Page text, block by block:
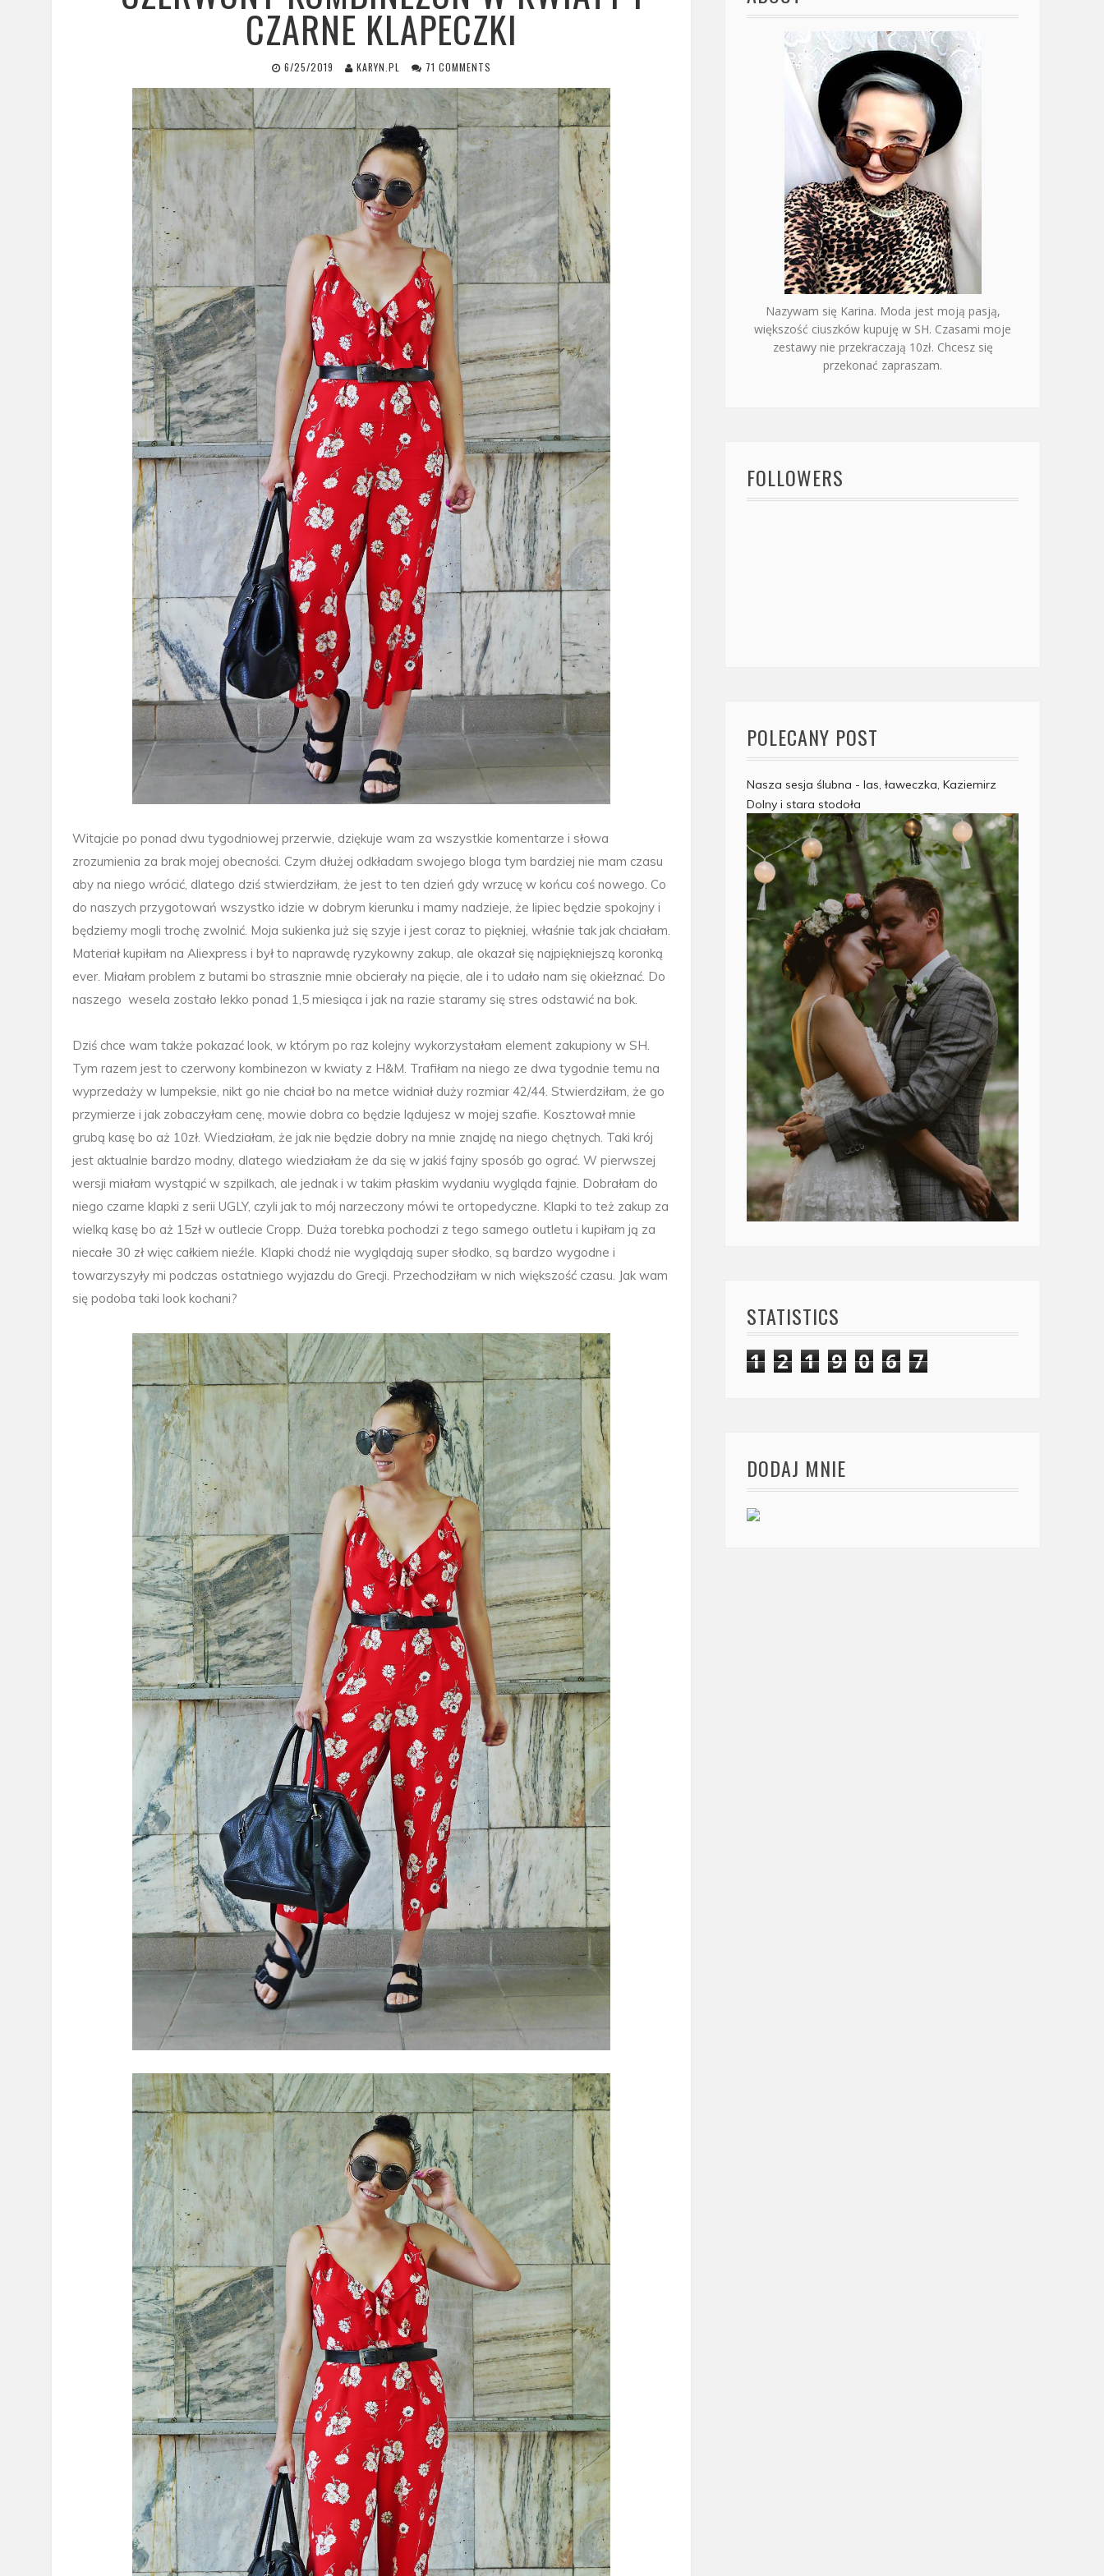
CZARNE KLAPECZKI
6/25/2019 KARYN.PL 71 COMMENTS
Witajcie po ponad dwu tygodniowej przerwie, dziękuje wam za wszystkie komentarze i słowa
zrozumienia za brak mojej obecności. Czym dłużej odkładam swojego bloga tym bardziej nie mam czasu
aby na niego wrócić, dlatego dziś stwierdziłam, że jest to ten dzień gdy wrzucę w końcu coś nowego. Co
do naszych przygotowań wszystko idzie w dobrym kierunku i mamy nadzieje, że lipiec będzie spokojny i
będziemy mogli trochę zwolnić. Moja sukienka już się szyje i jest coraz to piękniej, właśnie tak jak chciałam.
Materiał kupiłam na Aliexpress i był to naprawdę ryzykowny zakup, ale okazał się najpiękniejszą koronką
ever. Miałam problem z butami bo strasznie mnie obcierały na pięcie, ale i to udało nam się okiełznać. Do
naszego wesela zostało lekko ponad 1,5 miesiąca i jak na razie staramy się stres odstawić na bok.
Dziś chce wam także pokazać look, w którym po raz kolejny wykorzystałam element zakupiony w SH.
Tym razem jest to czerwony kombinezon w kwiaty z H&M. Trafiłam na niego ze dwa tygodnie temu na
wyprzedaży w lumpeksie, nikt go nie chciał bo na metce widniał duży rozmiar 42/44. Stwierdziłam, że go
przymierze i jak zobaczyłam cenę, mowie dobra co będzie lądujesz w mojej szafie. Kosztował mnie
grubą kasę bo aż 10zł. Wiedziałam, że jak nie będzie dobry na mnie znajdę na niego chętnych. Taki krój
jest aktualnie bardzo modny, dlatego wiedziałam że da się w jakiś fajny sposób go ograć. W pierwszej
wersji miałam wystąpić w szpilkach, ale jednak i w takim płaskim wydaniu wygląda fajnie. Dobrałam do
niego czarne klapki z serii UGLY, czyli jak to mój narzeczony mówi te ortopedyczne. Klapki to też zakup za
wielką kasę bo aż 15zł w outlecie Cropp. Duża torebka pochodzi z tego samego outletu i kupiłam ją za
niecałe 30 zł więc całkiem nieźle. Klapki chodź nie wyglądają super słodko, są bardzo wygodne i
towarzyszyły mi podczas ostatniego wyjazdu do Grecji. Przechodziłam w nich większość czasu. Jak wam
się podoba taki look kochani?
Nazywam się Karina. Moda jest moją pasją,
większość ciuszków kupuję w SH. Czasami moje
zestawy nie przekraczają 10zł. Chcesz się
przekonać zapraszam.
FOLLOWERS
POLECANY POST
Nasza sesja ślubna - las, ławeczka, Kaziemirz
Dolny i stara stodoła
STATISTICS
1 2 1 9 0 6 7
DODAJ MNIE